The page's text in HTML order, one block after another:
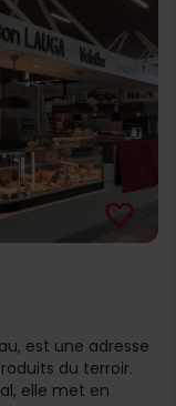
favorite_border
est une adresse
du terroir.
elle met en